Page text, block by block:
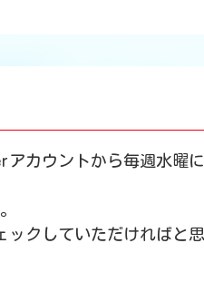
カウントから毎週水曜に
クしていただければと思